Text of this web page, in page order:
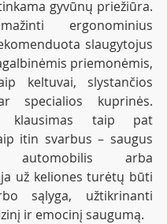
gyvūnų priežiūra.
ergonominius
slaugytojus
priemonėmis,
keltuvai, slystančios
specialios kuprinės.
klausimas taip pat
itin svarbus – saugus
automobilis arba
už keliones turėtų būti
sąlyga, užtikrinanti
ir emocinį saugumą.